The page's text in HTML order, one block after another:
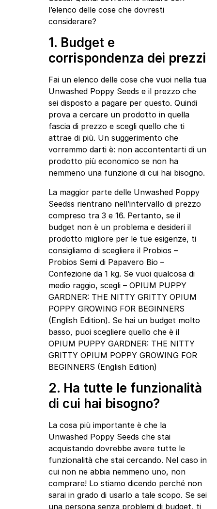
l’elenco delle cose che dovresti
considerare?
1. Budget e
corrispondenza dei prezzi
Fai un elenco delle cose che vuoi nella tua
Unwashed Poppy Seeds e il prezzo che
sei disposto a pagare per questo. Quindi
prova a cercare un prodotto in quella
fascia di prezzo e scegli quello che ti
attrae di più. Un suggerimento che
vorremmo darti è: non accontentarti di un
prodotto più economico se non ha
nemmeno una funzione di cui hai bisogno.
La maggior parte delle Unwashed Poppy
Seedss rientrano nell’intervallo di prezzo
compreso tra 3 e 16. Pertanto, se il
budget non è un problema e desideri il
prodotto migliore per le tue esigenze, ti
consigliamo di scegliere il Probios –
Probios Semi di Papavero Bio –
Confezione da 1 kg. Se vuoi qualcosa di
medio raggio, scegli – OPIUM PUPPY
GARDNER: THE NITTY GRITTY OPIUM
POPPY GROWING FOR BEGINNERS
(English Edition). Se hai un budget molto
basso, puoi scegliere quello che è il
OPIUM PUPPY GARDNER: THE NITTY
GRITTY OPIUM POPPY GROWING FOR
BEGINNERS (English Edition)
2. Ha tutte le funzionalità
di cui hai bisogno?
La cosa più importante è che la
Unwashed Poppy Seeds che stai
acquistando dovrebbe avere tutte le
funzionalità che stai cercando. Nel caso in
cui non ne abbia nemmeno uno, non
comprare! Lo stiamo dicendo perché non
sarai in grado di usarlo a tale scopo. Se sei
una persona senza problemi di budget, ti